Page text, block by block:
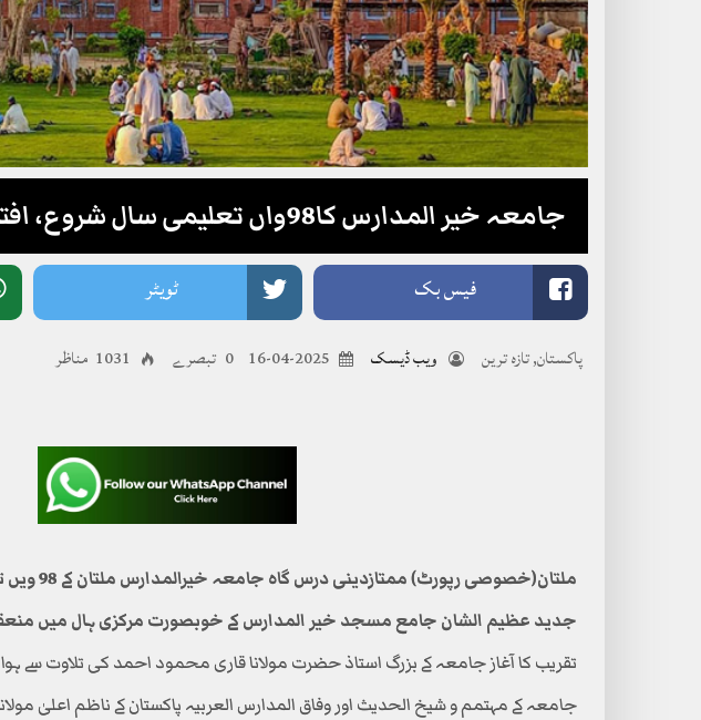
جامعہ خیر المدارس کا98واں تعلیمی سال شروع، افتتاحی تقریب
فیس بک ٹویٹر
پاکستان,تازہ ترین ویب ڈیسک 2025-04-16 0 تبصرے 1031 مناظر
جدید عظیم الشان جامع مسجد خیر المدارس کے خوبصورت مرکزی ہال میں
تقریب کا آغاز جامعہ کے بزرگ استاذ حضرت مولانا قاری محمود احمد کی تلاوت سے
جامعہ کے مہتمم و شیخ الحدیث اور وفاق المدارس العربیہ پاکستان کے ناظم اعلیٰ